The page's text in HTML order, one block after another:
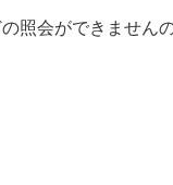
照会ができません